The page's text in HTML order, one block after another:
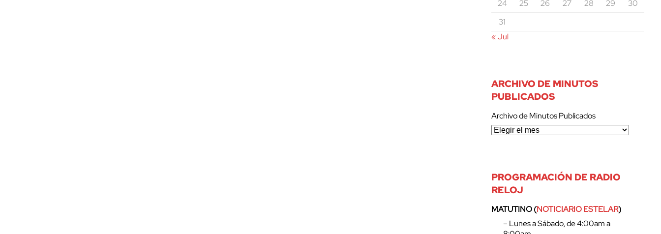
24
25 26 27 28 29
30
31
« Jul
ARCHIVO DE MINUTOS
PUBLICADOS
Archivo de Minutos Publicados
PROGRAMACIÓN DE RADIO
RELOJ
MATUTINO (NOTICIARIO ESTELAR)
– Lunes a Sábado, de 4:00am a